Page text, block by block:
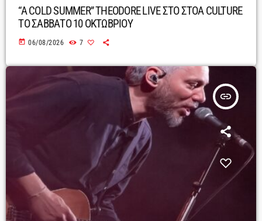
“A COLD SUMMER” THEODORE LIVE ΣΤΟ ΣΤΟΑ CULTURE
ΤΟ ΣΑΒΒΑΤΟ 10 ΟΚΤΩΒΡΙΟΥ
today 06/08/2026 7
insert_link